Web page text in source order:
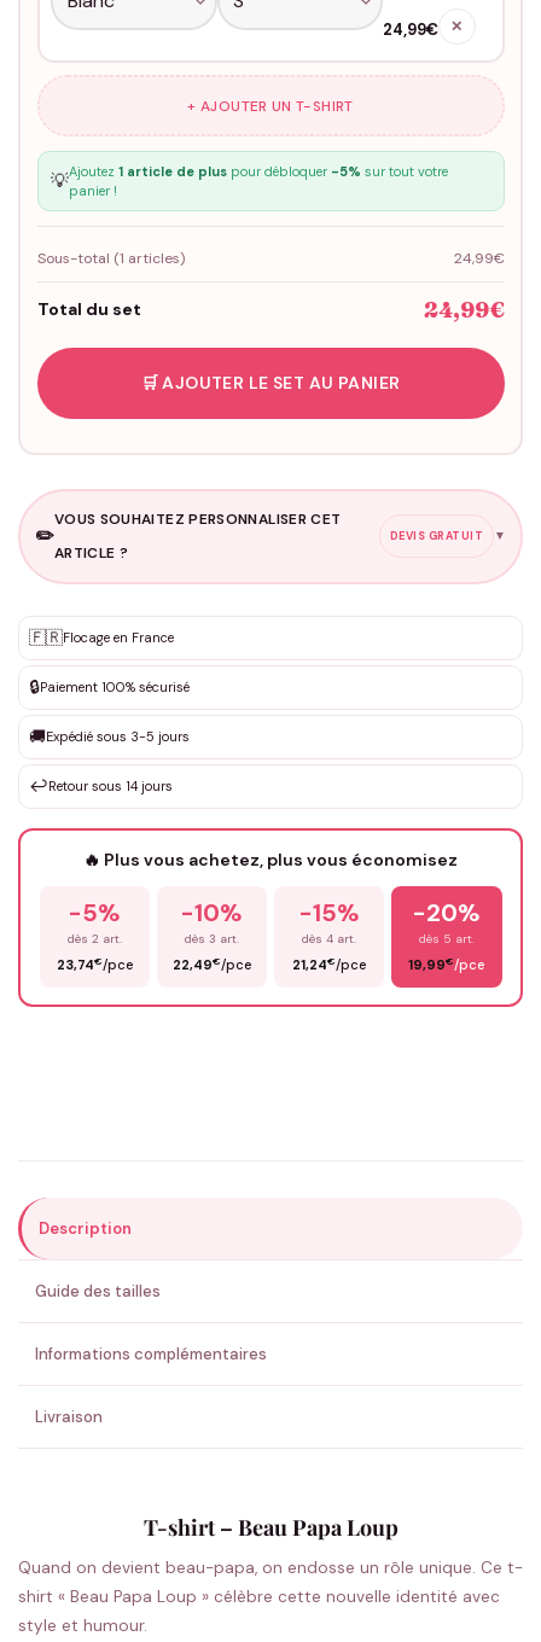
24,99€ ✕
+ AJOUTER UN T-SHIRT
💡Ajoutez 1 article de pluspour débloquer -5% sur tout votre
panier !
Sous-total (1 articles) 24,99€
Total du set 24,99€
🛒 AJOUTER LE SET AU PANIER
✏️
VOUS SOUHAITEZ PERSONNALISER CET
ARTICLE ?
DEVIS GRATUIT ▼
✨ Personnalisation sur mesure
DEVIS GRATUIT · Personnalisation de 3 à 10€ selon la demande
Que souhaitez-vous ?*
Votre texte / idée*
Prénom*
ENVOYER MA DEMANDE ✨
💚 Retour sous 24-48h🇫🇷 Flocage en France✅ Validation avant fabrication
🇫🇷Flocage en France
🔒Paiement 100% sécurisé
🚚Expédié sous 3-5 jours
↩️Retour sous 14 jours
🔥 Plus vous achetez, plus vous économisez
-5%
dès 2 art.
23,74€/pce
-10%
dès 3 art.
22,49€/pce
-15%
dès 4 art.
21,24€/pce
-20%
dès 5 art.
19,99€/pce
Description
Guide des tailles
Informations complémentaires
Livraison
T-shirt – Beau Papa Loup
Quand on devient beau-papa, on endosse un rôle unique. Ce t-
shirt « Beau Papa Loup » célèbre cette nouvelle identité avec
style et humour.